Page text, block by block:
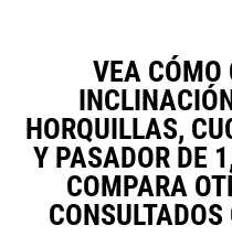
VEA CÓMO
HORQUILLAS,
Y PASADOR DE
COMPARA